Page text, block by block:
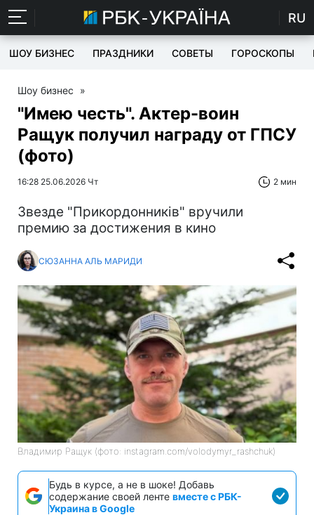
RU
ШОУ БИЗНЕС ПРАЗДНИКИ СОВЕТЫ ГОРОСКОПЫ
Шоу бизнес »
"Имею честь". Актер-воин
Ращук получил награду от ГПСУ
(фото)
16:28 25.06.2026 Чт 2 мин
Звезде "Прикордонників" вручили
премию за достижения в кино
СЮЗАННА АЛЬ МАРИДИ
Владимир Ращук (фото: instagram.com/volodymyr_rashchuk)
Будь в курсе, а не в шоке! Добавь
содержание своей ленте вместе с РБК-
Украина в Google